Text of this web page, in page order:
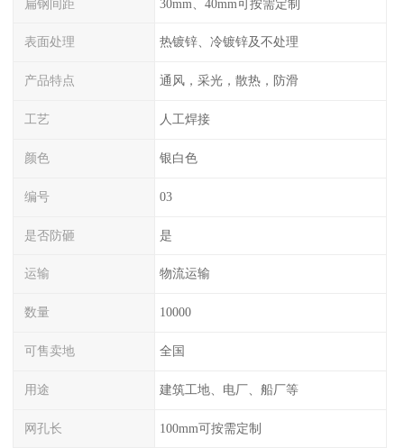
扁钢间距 30mm、40mm可按需定制
表面处理 热镀锌、冷镀锌及不处理
产品特点 通风，采光，散热，防滑
工艺 人工焊接
颜色 银白色
编号 03
是否防砸 是
运输 物流运输
数量 10000
可售卖地 全国
用途 建筑工地、电厂、船厂等
网孔长 100mm可按需定制